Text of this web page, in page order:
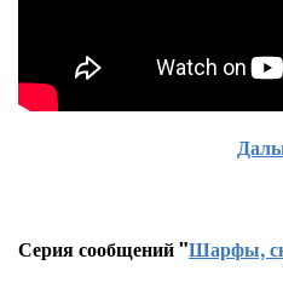
Серия сообщений "Шарфы,